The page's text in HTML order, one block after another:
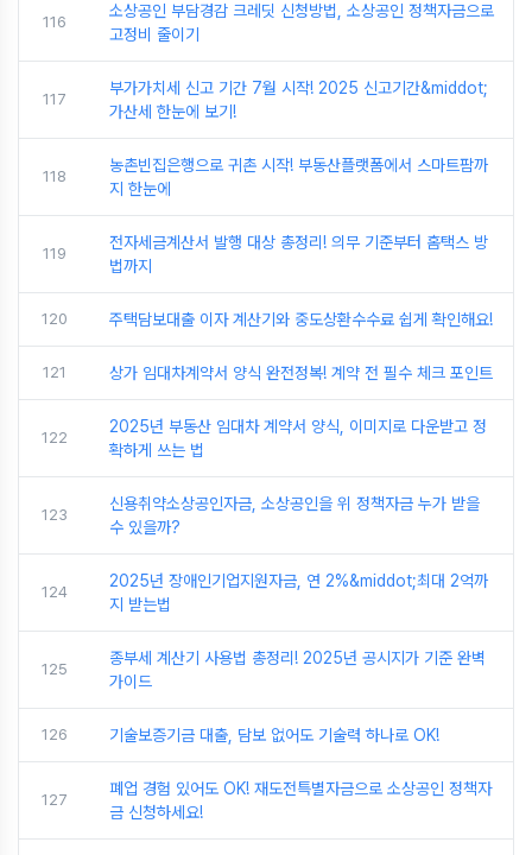
116
소상공인 부담경감 크레딧 신청방법, 소상공인 정책자금으로
고정비 줄이기
117
부가가치세 신고 기간 7월 시작! 2025 신고기간&middot;
가산세 한눈에 보기!
118
농촌빈집은행으로 귀촌 시작! 부동산플랫폼에서 스마트팜까
지 한눈에
119
전자세금계산서 발행 대상 총정리! 의무 기준부터 홈택스 방
법까지
120 주택담보대출 이자 계산기와 중도상환수수료 쉽게 확인해요!
121 상가 임대차계약서 양식 완전정복! 계약 전 필수 체크 포인트
122
2025년 부동산 임대차 계약서 양식, 이미지로 다운받고 정
확하게 쓰는 법
123
신용취약소상공인자금, 소상공인을 위 정책자금 누가 받을
수 있을까?
124
2025년 장애인기업지원자금, 연 2%&middot;최대 2억까
지 받는법
125
종부세 계산기 사용법 총정리! 2025년 공시지가 기준 완벽
가이드
126 기술보증기금 대출, 담보 없어도 기술력 하나로 OK!
127
폐업 경험 있어도 OK! 재도전특별자금으로 소상공인 정책자
금 신청하세요!